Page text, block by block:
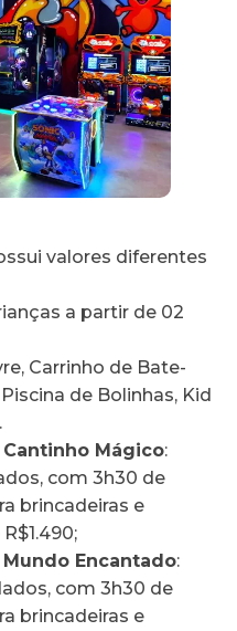
valores diferentes
a partir de 02
Carrinho de Bate-
de Bolinhas, Kid
Cantinho Mágico:
com 3h30 de
brincadeiras e
Mundo Encantado:
com 3h30 de
brincadeiras e